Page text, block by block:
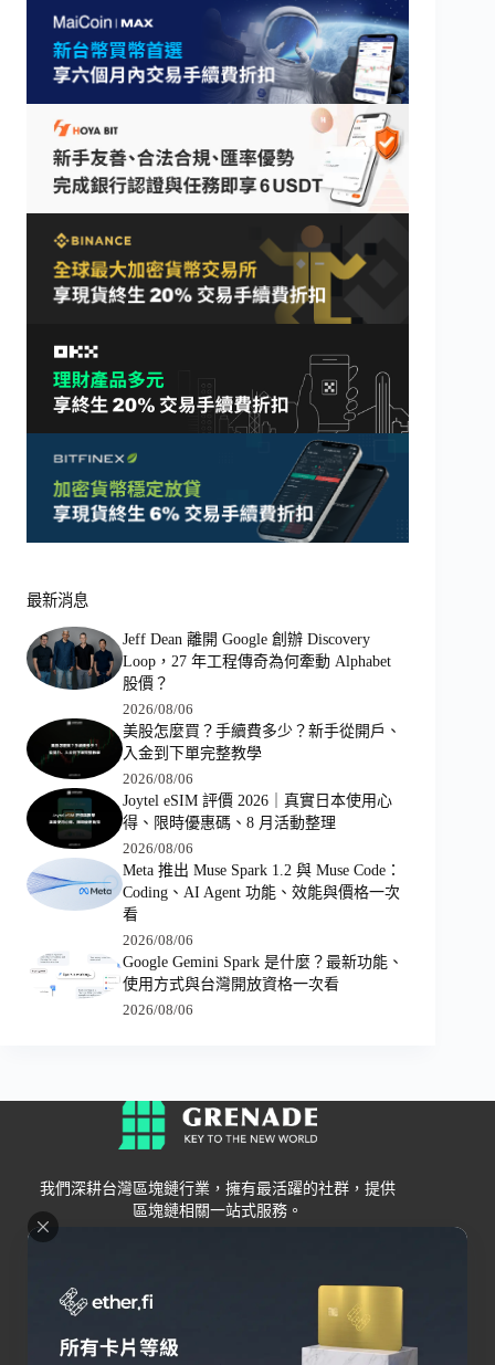
最新消息
Jeff Dean 離開 Google 創辦 Discovery
Loop，27 年工程傳奇為何牽動 Alphabet
股價？
2026/08/06
美股怎麼買？手續費多少？新手從開戶、
入金到下單完整教學
2026/08/06
Joytel eSIM 評價 2026｜真實日本使用心
得、限時優惠碼、8 月活動整理
2026/08/06
Meta 推出 Muse Spark 1.2 與 Muse Code：
Coding、AI Agent 功能、效能與價格一次
看
2026/08/06
Google Gemini Spark 是什麼？最新功能、
使用方式與台灣開放資格一次看
2026/08/06
我們深耕台灣區塊鏈行業，擁有最活躍的社群，提供
區塊鏈相關一站式服務。
Grenade
關於我們
聯絡我們
交易所